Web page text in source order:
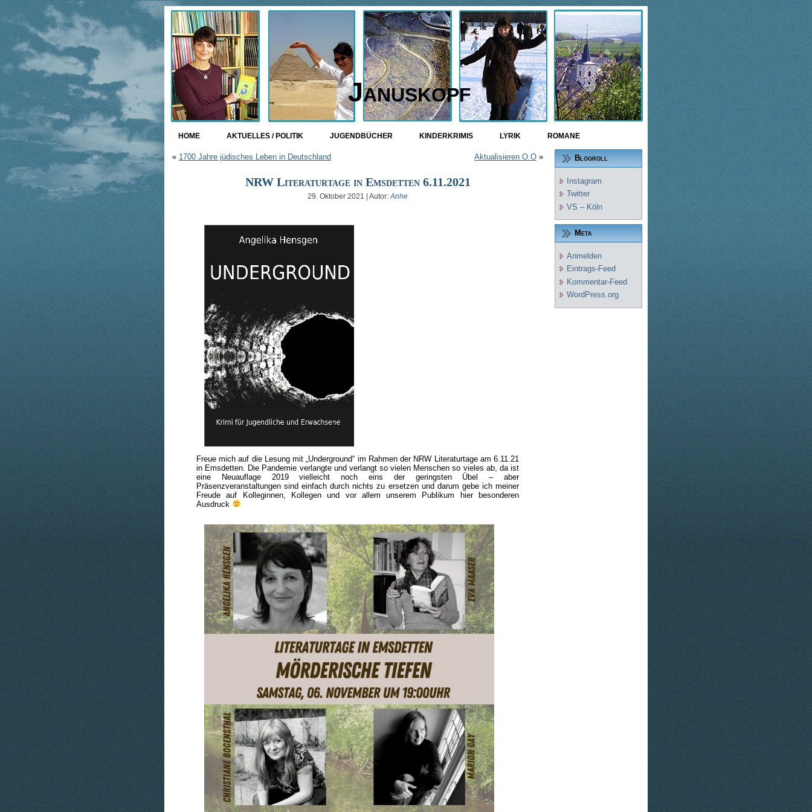
Januskopf
HOME AKTUELLES / POLITIK JUGENDBÜCHER KINDERKRIMIS LYRIK ROMANE
« 1700 Jahre jüdisches Leben in Deutschland Aktualisieren O.O »
NRW Literaturtage in Emsdetten 6.11.2021
29. Oktober 2021 | Autor:Anhe
Freue mich auf die Lesung mit „Underground“ im Rahmen der NRW Literaturtage am 6.11.21
in Emsdetten. Die Pandemie verlangte und verlangt so vielen Menschen so vieles ab, da ist
eine Neuauflage 2019 vielleicht noch eins der geringsten Übel – aber
Präsenzveranstaltungen sind einfach durch nichts zu ersetzen und darum gebe ich meiner
Freude auf Kolleginnen, Kollegen und vor allem unserem Publikum hier besonderen
Ausdruck
Blogroll
Instagram
Twitter
VS – Köln
Meta
Anmelden
Eintrags-Feed
Kommentar-Feed
WordPress.org